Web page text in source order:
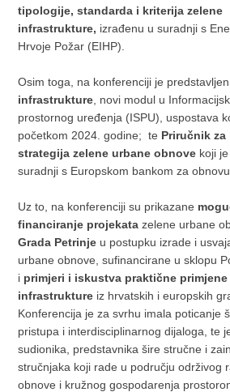
tipologije, standarda i kriterija zelene
infrastrukture, izrađenu u suradnji s
Hrvoje Požar (EIHP).
Osim toga, na konferenciji je predstavljen
infrastrukture , novi modul u
prostornog uređenja (ISPU), uspostava
početkom 2024. godine; te Priručnik
strategija zelene urbane obnove koji
suradnji s Europskom bankom za
Uz to, na konferenciji su prikazane
financiranje projekatazelene urbane
Grada Petrinje u postupku izrade i
urbane obnove, sufinancirane u sklopu
i primjeri i iskustva praktične primjene
infrastrukture iz hrvatskih i europskih
Konferencija je za svrhu imala poticanje
pristupa i interdisciplinarnog dijaloga, te
sudionika, predstavnika šire stručne i
stručnjaka koji rade u području održivog
obnove i kružnog gospodarenja